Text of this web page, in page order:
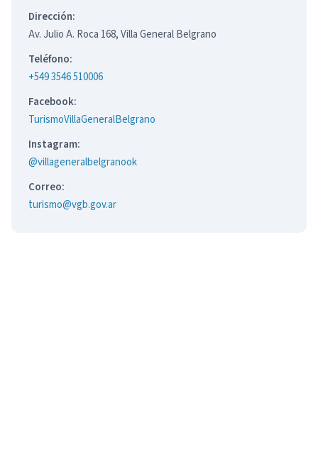
Dirección:
Av. Julio A. Roca 168, Villa General Belgrano
Teléfono:
+549 3546 510006
Facebook:
TurismoVillaGeneralBelgrano
Instagram:
@villageneralbelgranook
Correo:
turismo@vgb.gov.ar